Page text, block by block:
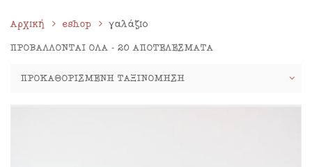
Αρχική eshop γαλάζιο
ΠΡΟΒΆΛΛΟΝΤΑΙ ΌΛΑ - 20 ΑΠΟΤΕΛΈΣΜΑΤΑ